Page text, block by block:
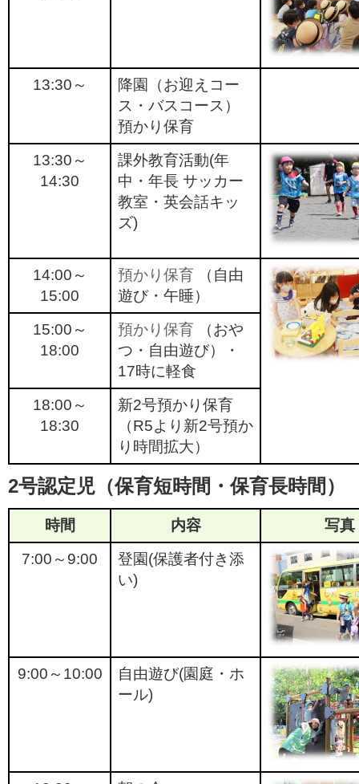
13:30～
降園（お迎えコー
ス・バスコース）
預かり保育
13:30～
14:30
課外教育活動(年
中・年長 サッカー
教室・英会話キッ
ズ)
14:00～
15:00
預かり保育 （自由
遊び・午睡）
15:00～
18:00
預かり保育 （おや
つ・自由遊び）・
17時に軽食
18:00～
18:30
新2号預かり保育
（R5より新2号預か
り時間拡大）
2号認定児 （保育短時間・保育長時間）
時間 内容
写真
7:00～9:00
登園(保護者付き添
い)
9:00～10:00
自由遊び(園庭・ホ
ール)